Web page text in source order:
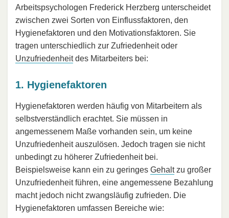
Arbeitspsychologen Frederick Herzberg unterscheidet
zwischen zwei Sorten von Einflussfaktoren, den
Hygienefaktoren und den Motivationsfaktoren. Sie
tragen unterschiedlich zur Zufriedenheit oder
Unzufriedenheitdes Mitarbeiters bei:
1. Hygienefaktoren
Hygienefaktoren werden häufig von Mitarbeitern als
selbstverständlich erachtet. Sie müssen in
angemessenem Maße vorhanden sein, um keine
Unzufriedenheit auszulösen. Jedoch tragen sie nicht
unbedingt zu höherer Zufriedenheit bei.
Beispielsweise kann ein zu geringes Gehaltzu großer
Unzufriedenheit führen, eine angemessene Bezahlung
macht jedoch nicht zwangsläufig zufrieden. Die
Hygienefaktoren umfassen Bereiche wie: